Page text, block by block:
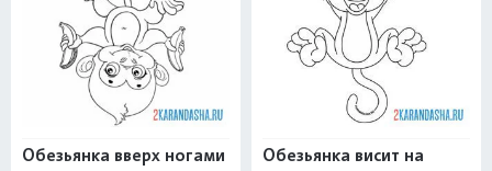
Обезьянка вверх ногами
Обезьянка висит на